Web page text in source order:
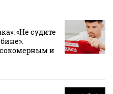
«Не судите
и